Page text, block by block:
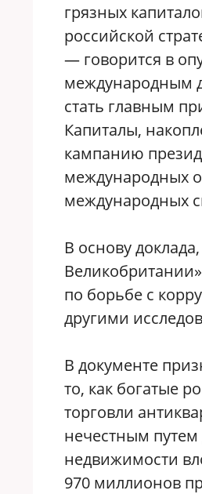
грязных
российской
— говорится в
международным
стать главным
Капиталы,
кампанию
международных
международных
В основу
по борьбе с
другими
В документе
то, как богатые
торговли
нечестным
недвижимости
970 миллионов